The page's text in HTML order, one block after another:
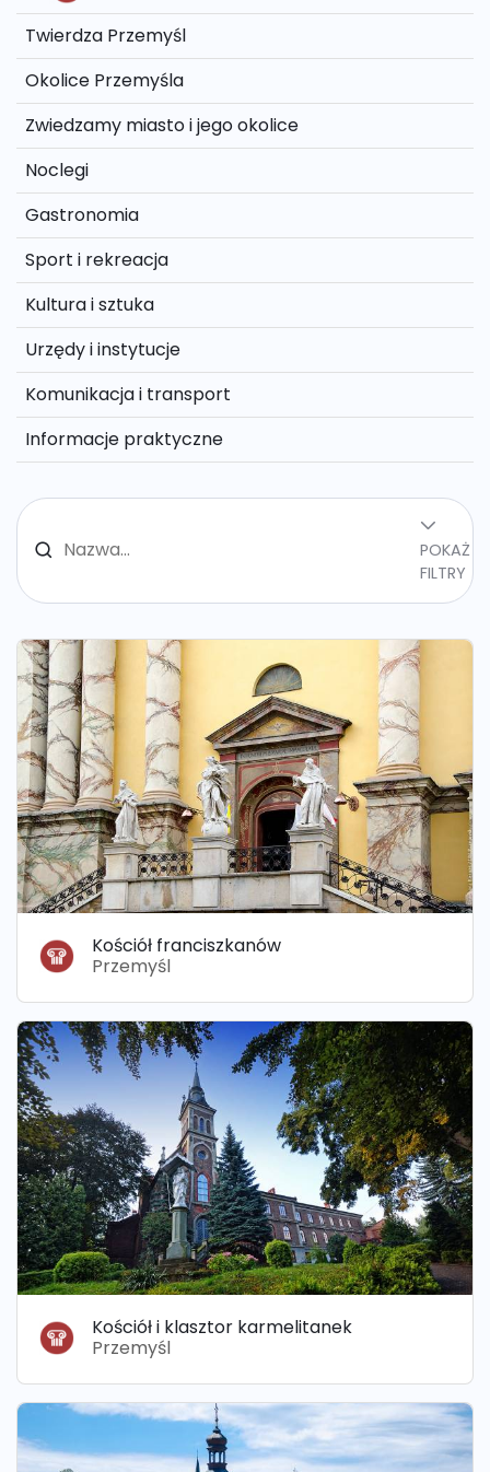
POKAŻ
FILTRY
Kościół franciszkanów
Przemyśl
Kościół i klasztor karmelitanek
Przemyśl
Twierdza Przemyśl
Okolice Przemyśla
Zwiedzamy miasto i jego okolice
Noclegi
Gastronomia
Sport i rekreacja
Kultura i sztuka
Urzędy i instytucje
Komunikacja i transport
Informacje praktyczne